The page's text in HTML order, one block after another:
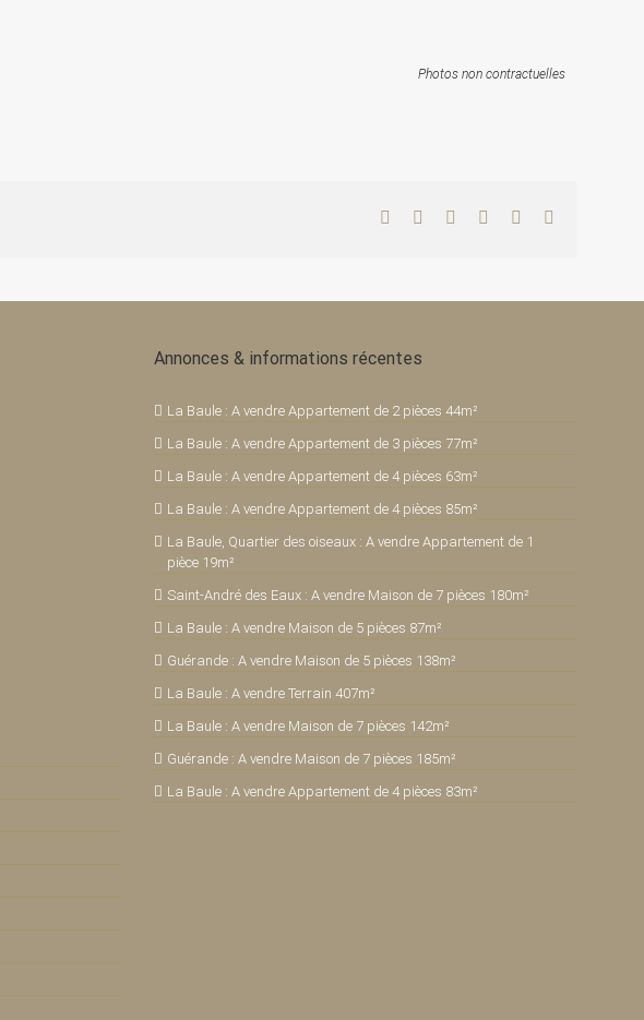
Photos non contractuelles
Facebook
TwitterLinkedInWhatsApp
Pinterest
Annonces & informations récentes
La Baule : A vendre Appartement de 2 pièces 44m²
La Baule : A vendre Appartement de 3 pièces 77m²
La Baule : A vendre Appartement de 4 pièces 63m²
La Baule : A vendre Appartement de 4 pièces 85m²
La Baule, Quartier des oiseaux : A vendre Appartement de 1
pièce 19m²
Saint-André des Eaux : A vendre Maison de 7 pièces 180m²
La Baule : A vendre Maison de 5 pièces 87m²
Guérande : A vendre Maison de 5 pièces 138m²
La Baule : A vendre Terrain 407m²
La Baule : A vendre Maison de 7 pièces 142m²
Guérande : A vendre Maison de 7 pièces 185m²
La Baule : A vendre Appartement de 4 pièces 83m²